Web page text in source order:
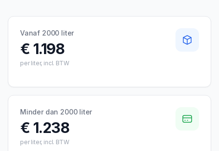
Vanaf 2000 liter
€ 1.198
per liter, incl. BTW
Minder dan 2000 liter
€ 1.238
per liter, incl. BTW